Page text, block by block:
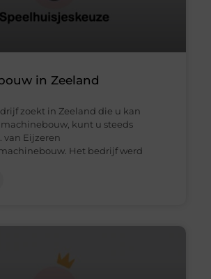
in Zeeland
zoekt in Zeeland die u kan
kunt u steeds
van Eijzeren
Het bedrijf werd